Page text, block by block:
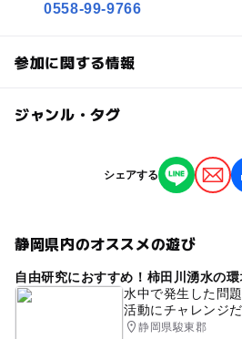
0558-99-9766
参加に関する情報
対象年齢
注意・制限事項
雨天・荒天中止。
最新情報を川の駅SNSなどでご
ジャンル・タグ
季節のイ
タグ
#駐車場無料 伊
シェアする
静岡県内のオススメの遊び
自由研究におすすめ！柿田川湧水の
水中で発生した問
活動にチャレンジだ
静岡県駿東郡